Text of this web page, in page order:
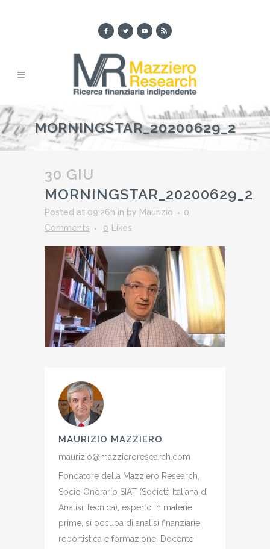
MORNINGSTAR_20200629_2
30 GIU
MORNINGSTAR_20200629_2
Posted at 09:26h in by Maurizio
0
Comments
0 Likes
MAURIZIO MAZZIERO
maurizio@mazzieroresearch.com
Fondatore della Mazziero Research,
Socio Onorario SIAT (Società Italiana di
Analisi Tecnica), esperto in materie
prime, si occupa di analisi finanziarie,
reportistica e formazione. Docente